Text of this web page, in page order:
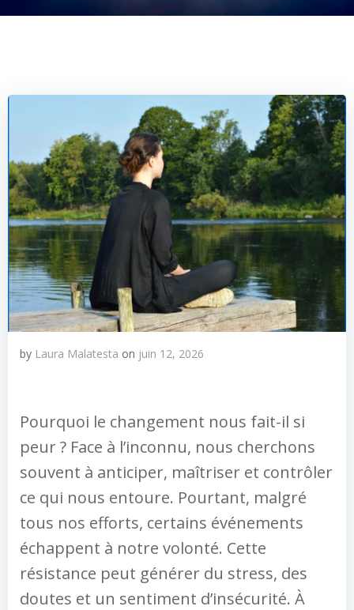
by Laura Malatesta on juin 12, 2026
Pourquoi le changement nous fait-il si
peur ? Face à l’inconnu, nous cherchons
souvent à anticiper, maîtriser et contrôler
ce qui nous entoure. Pourtant, malgré
tous nos efforts, certains événements
échappent à notre volonté. Cette
résistance peut générer du stress, des
doutes et un sentiment d’insécurité. À